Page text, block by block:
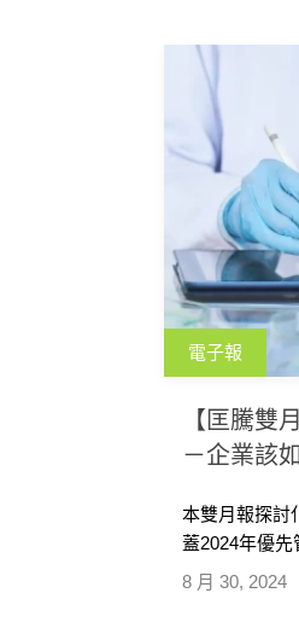
電子報
【匡騰
－企業該
8 月 30, 2024
本雙月報探討
蓋2024年優先
AI技術在EHS